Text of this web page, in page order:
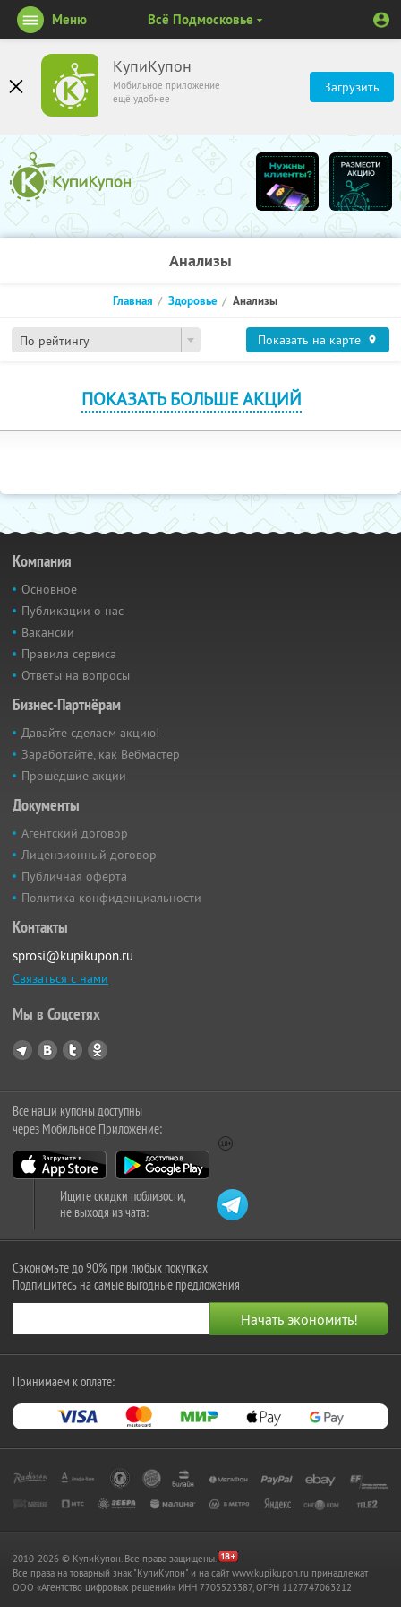
КупиКупон
Мобильное приложение
ещё удобнее
Загрузить
Меню Всё Подмосковье
Анализы
По рейтингу
Главная Здоровье Анализы
Показать на карте
ПОКАЗАТЬ БОЛЬШЕ АКЦИЙ
Компания
Основное
Публикации о нас
Вакансии
Правила сервиса
Ответы на вопросы
Бизнес-Партнёрам
Давайте сделаем акцию!
Заработайте, как Вебмастер
Прошедшие акции
Документы
Агентский договор
Лицензионный договор
Публичная оферта
Политика конфиденциальности
Контакты
sprosi@kupikupon.ru
Связаться с нами
Мы в Соцсетях
Все наши купоны доступны
через Мобильное Приложение:
Ищите скидки поблизости,
не выходя из чата:
Сэкономьте до 90% при любых покупках
Подпишитесь на самые выгодные предложения
Принимаем к оплате:
2010-2026 © КупиКупон. Все права защищены.
Все права на товарный знак "КупиКупон" и на сайт www.kupikupon.ru принадлежат
OOO «Агентство цифровых решений» ИНН 7705523387, ОГРН 1127747063212